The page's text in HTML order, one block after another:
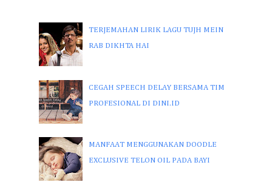
TERJEMAHAN LIRIK LAGU TUJH MEIN
RAB DIKHTA HAI
CEGAH SPEECH DELAY BERSAMA TIM
PROFESIONAL DI DINI.ID
MANFAAT MENGGUNAKAN DOODLE
EXCLUSIVE TELON OIL PADA BAYI